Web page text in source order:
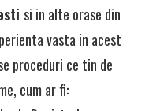
si in alte orase din
vasta in acest
proceduri ce tin de
cum ar fi: